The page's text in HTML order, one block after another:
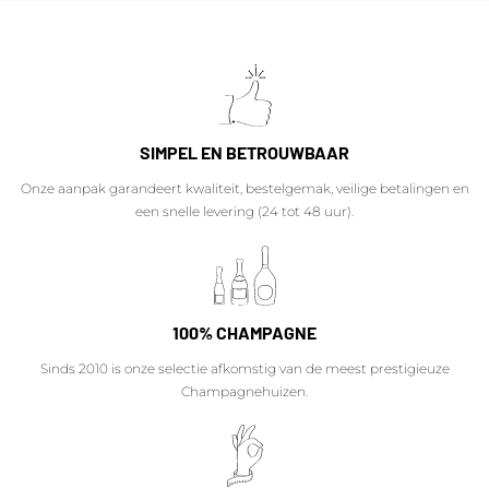
SIMPEL EN BETROUWBAAR
Onze aanpak garandeert kwaliteit, bestelgemak, veilige betalingen en
een snelle levering (24 tot 48 uur).
100% CHAMPAGNE
Sinds 2010 is onze selectie afkomstig van de meest prestigieuze
Champagnehuizen.